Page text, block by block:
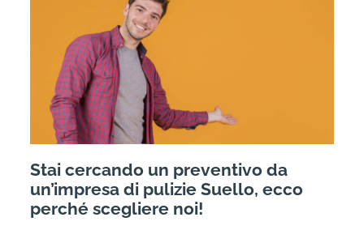
Stai cercando un preventivo da
un’impresa di pulizie Suello, ecco
perché scegliere noi!